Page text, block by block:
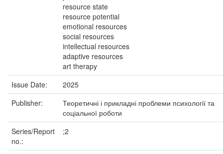
resource state
resource potential
emotional resources
social resources
intellectual resources
adaptive resources
art therapy
Issue Date:
2025
Publisher:
Теоретичні і прикладні проблеми психології та
соціальної роботи
Series/Report
no.:
;2